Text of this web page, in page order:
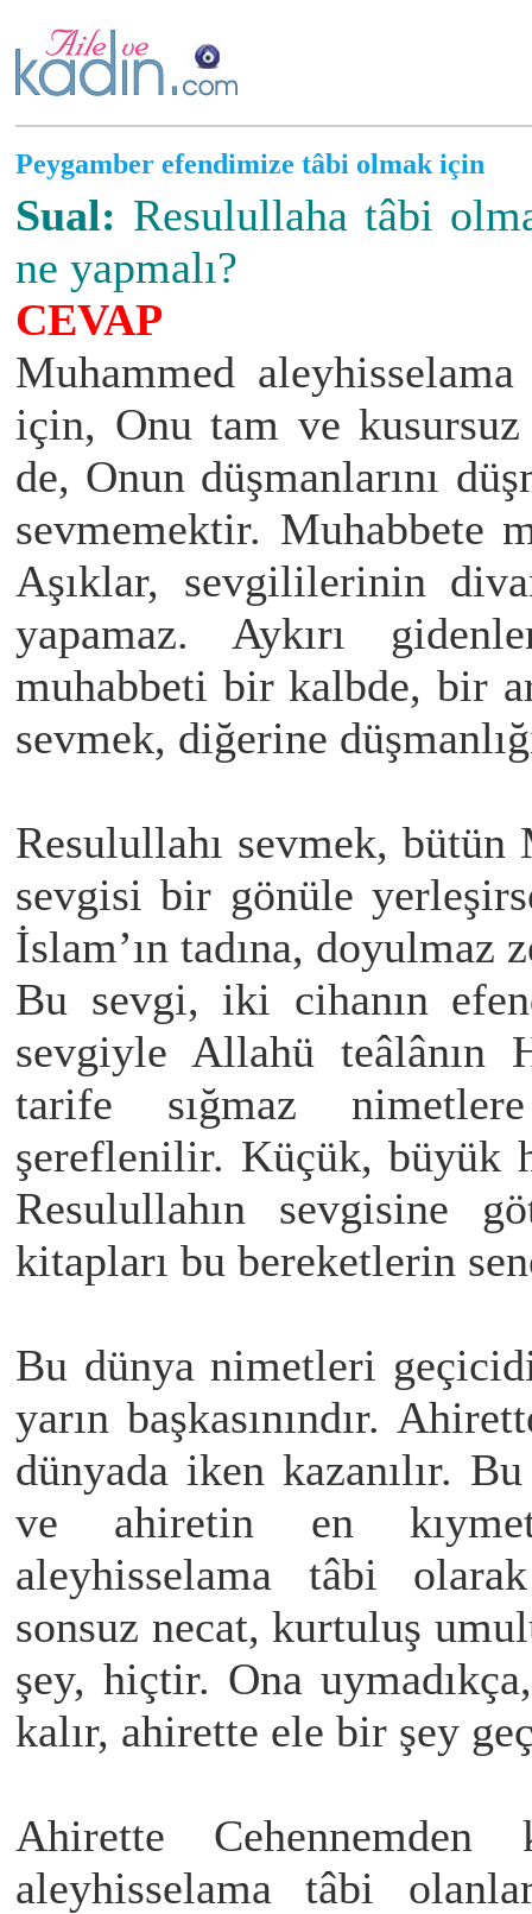
Peygamber efendimize tâbi olmak için
Sual: Resulullaha tâbi
ne yapmalı?
CEVAP
Muhammed
için, Onu tam ve kusursuz
de, Onun düşmanlarını
sevmemektir. Muhabbete
Aşıklar, sevgililerinin
yapamaz. Aykırı
muhabbeti bir kalbde, bir
sevmek, diğerine
Resulullahı sevmek, bütün
sevgisi bir gönüle
İslam’ın tadına,
Bu sevgi, iki cihanın
sevgiyle Allahü teâlânın
tarife sığmaz
şereflenilir. Küçük, büyük
Resulullahın sevgisine
kitapları bu bereketlerin
Bu dünya nimetleri
yarın başkasınındır.
dünyada iken kazanılır.
ve ahiretin en
aleyhisselama tâbi
sonsuz necat, kurtuluş
şey, hiçtir. Ona
kalır, ahirette ele bir şey
Ahirette Cehennemden
aleyhisselama tâbi